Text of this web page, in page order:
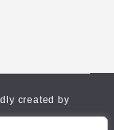
created by